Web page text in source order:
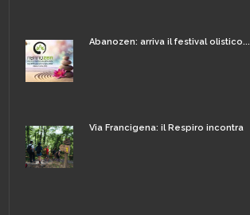
Abanozen: arriva il festival olistico...
Via Francigena: il Respiro incontra